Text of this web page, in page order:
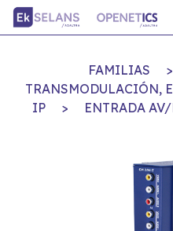
FAMILIAS >
TRANSMODULACIÓN,
IP
> ENTRADA